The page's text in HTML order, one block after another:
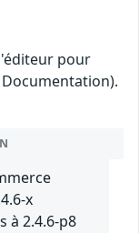
pour
x
à 2.4.6-p8